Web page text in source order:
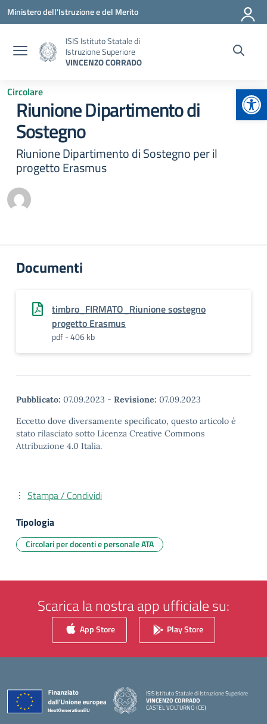
Vai ai contenuti
Vai al menu di navigazione
Vai al footer
Ministero dell'Istruzione e del Merito
ISIS Istituto Statale di
Istruzione Superiore
VINCENZO CORRADO
Circolare
Riunione Dipartimento di
Sostegno
Riunione Dipartimento di Sostegno per il
progetto Erasmus
Documenti
timbro_FIRMATO_Riunione sostegno
progetto Erasmus
pdf - 406 kb
Pubblicato: 07.09.2023 - Revisione: 07.09.2023
Eccetto dove diversamente specificato, questo articolo è
stato rilasciato sotto Licenza Creative Commons
Attribuzione 4.0 Italia.
Stampa / Condividi
Tipologia
Circolari per docenti e personale ATA
Scarica la nostra app ufficiale su:
App Store Play Store
ISIS Istituto Statale di Istruzione Superiore
VINCENZO CORRADO
CASTEL VOLTURNO (CE)